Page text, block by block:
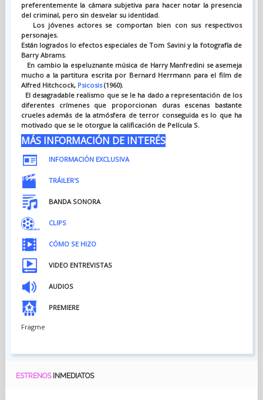
preferentemente la cámara subjetiva para hacer notar la presencia
del criminal, pero sin desvelar su identidad.
Los jóvenes actores se comportan bien con sus respectivos
personajes.
Están logrados lo efectos especiales de Tom Savini y la fotografía de
Barry Abrams.
En cambio la espeluznante música de Harry Manfredini se asemeja
mucho a la partitura escrita por Bernard Herrmann para el film de
Alfred Hitchcock, Psicosis(1960).
El desagradable realismo que se le ha dado a representación de los
diferentes crímenes que proporcionan duras escenas bastante
crueles además de la atmósfera de terror conseguida es lo que ha
motivado que se le otorgue la calificación de Película S.
MÁS INFORMACIÓN DE INTERÉS
INFORMACIÓN EXCLUSIVA
TRÁILER'S
BANDA SONORA
CLIPS
CÓMO SE HIZO
VIDEO ENTREVISTAS
AUDIOS
PREMIERE
Fragme
ESTRENOS INMEDIATOS